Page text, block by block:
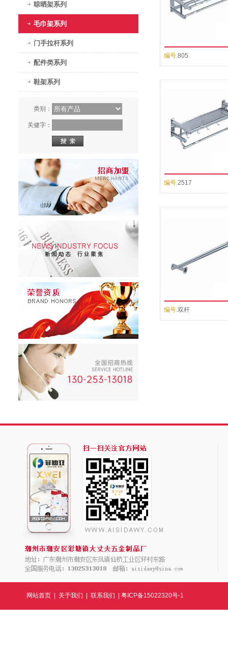
晾晒架系列
毛巾架系列
门手拉杆系列
配件类系列
鞋架系列
类别：
关健字：
编号.805
编号.2517
编号.双杆
网站首页 关于我们 联系我们 粤ICP备15022320号-1